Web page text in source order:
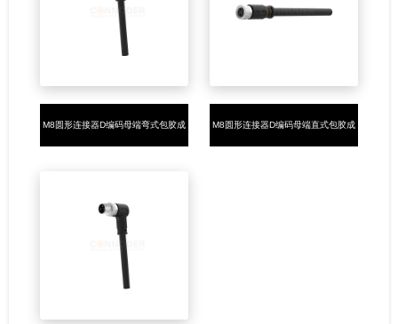
M8圆形连接器D编码母端弯式包胶成 M8圆形连接器D编码母端直式包胶成